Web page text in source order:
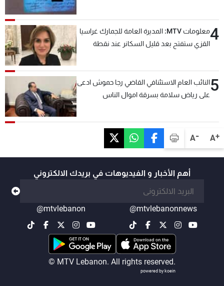
A+
A-
4
معلومات MTV: المديرة العامة للجمارك غراسيا
القزي ستفتح بعد قليل السكانر عند نقطة
5النائب العام الاستئنافي القاضي رجا حموش ادعى
على رياض سلامة بسرقة اموال الناس
أهم الأخبار و الفيديوهات في بريدك الالكتروني
@mtvlebanonnews
@mtvlebanon
© MTV Lebanon. All rights reserved.
powered by koein